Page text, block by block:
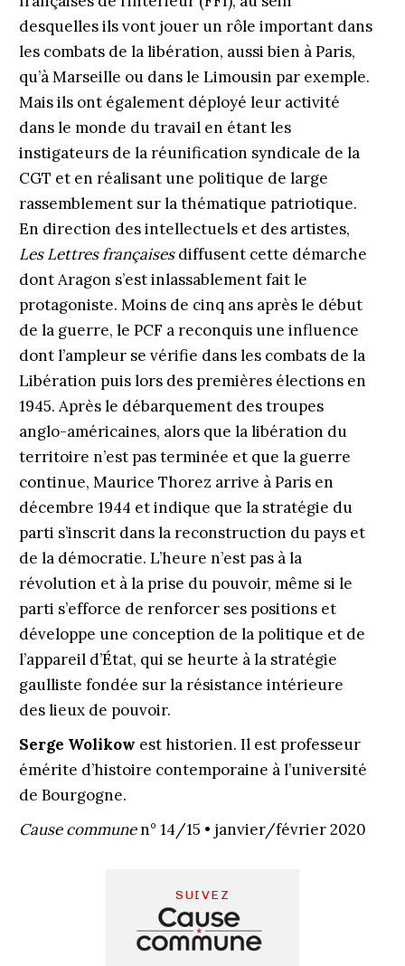
desquelles ils vont jouer un rôle important dans
les combats de la libération, aussi bien à Paris,
qu’à Marseille ou dans le Limousin par exemple.
Mais ils ont également déployé leur activité
dans le monde du travail en étant les
instigateurs de la réunification syndicale de la
CGT et en réalisant une politique de large
rassemblement sur la thématique patriotique.
En direction des intellectuels et des artistes,
Les Lettres françaisesdiffusent cette démarche
dont Aragon s’est inlassablement fait le
protagoniste. Moins de cinq ans après le début
de la guerre, le PCF a reconquis une influence
dont l’ampleur se vérifie dans les combats de la
Libération puis lors des premières élections en
1945. Après le débarquement des troupes
anglo-américaines, alors que la libération du
territoire n’est pas terminée et que la guerre
continue, Maurice Thorez arrive à Paris en
décembre 1944 et indique que la stratégie du
parti s’inscrit dans la reconstruction du pays et
de la démocratie. L’heure n’est pas à la
révolution et à la prise du pouvoir, même si le
parti s’efforce de renforcer ses positions et
développe une conception de la politique et de
l’appareil d’État, qui se heurte à la stratégie
gaulliste fondée sur la résistance intérieure
des lieux de pouvoir.
Serge Wolikow est historien. Il est professeur
émérite d’histoire contemporaine à l’université
de Bourgogne.
Cause communen° 14/15 • janvier/février 2020
SUIVEZ